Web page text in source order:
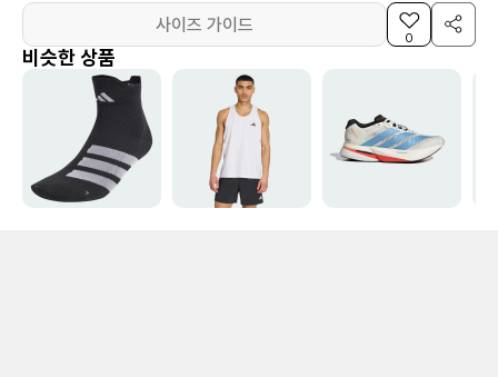
사이즈 가이드
0
비슷한 상품